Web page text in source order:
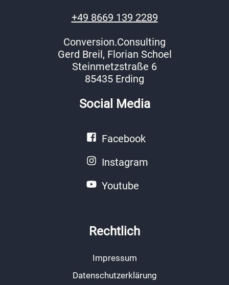
+49 8669 139 2289
Conversion.Consulting
Gerd Breil, Florian Schoel
Steinmetzstraße 6
85435 Erding
Social Media
Facebook
Instagram
Youtube
Rechtlich
Impressum
Datenschutzerklärung